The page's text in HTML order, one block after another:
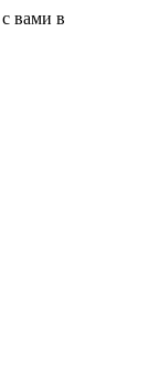
вами в